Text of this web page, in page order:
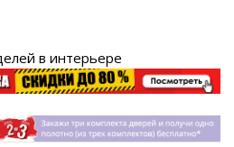
в интерьере